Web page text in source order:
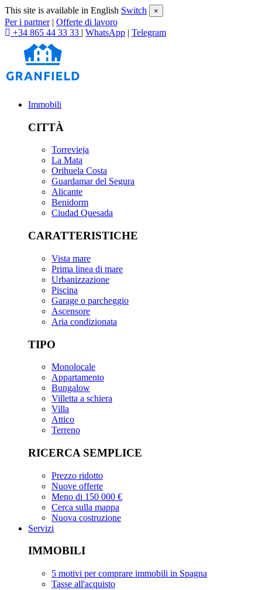
This site is available in English Switch ×
Per i partner | Offerte di lavoro
+34 865 44 33 33 | WhatsApp | Telegram
Immobili
CITTÀ
Torrevieja
La Mata
Orihuela Costa
Guardamar del Segura
Alicante
Benidorm
Ciudad Quesada
CARATTERISTICHE
Vista mare
Prima linea di mare
Urbanizzazione
Piscina
Garage o parcheggio
Ascensore
Aria condizionata
TIPO
Monolocale
Appartamento
Bungalow
Villetta a schiera
Villa
Attico
Terreno
RICERCA SEMPLICE
Prezzo ridotto
Nuove offerte
Meno di 150 000 €
Cerca sulla mappa
Nuova costruzione
Servizi
IMMOBILI
5 motivi per comprare immobili in Spagna
Tasse all'acquisto